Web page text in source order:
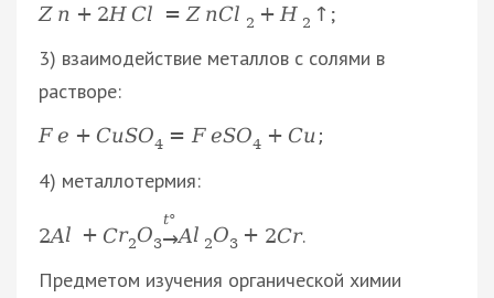
Z n + 2H Cl = Z nCl 2 + H 2 ↑ ;
3) взаимодействие металлов с солями в
растворе:
Fe + CuSO4 = FeSO4 + Cu;
4) металлотермия:
2Al + Cr2O3
t°
→Al 2O3 + 2Cr.
Предметом изучения органической химии